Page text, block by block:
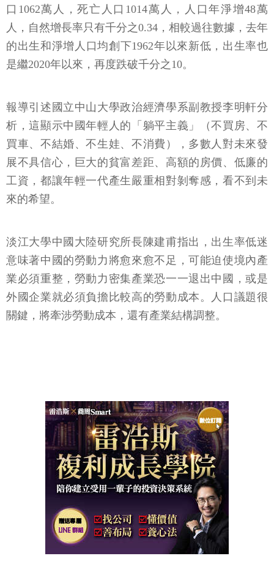
口1062萬人，死亡人口1014萬人，人口年淨增48萬
人，自然增長率只有千分之0.34，相較過往數據，去年
的出生和淨增人口均創下1962年以來新低，出生率也
是繼2020年以來，再度跌破千分之10。
報導引述國立中山大學政治經濟學系副教授李明軒分
析，這顯示中國年輕人的「躺平主義」（不買房、不
買車、不結婚、不生娃、不消費），多數人對未來發
展不具信心，巨大的貧富差距、高額的房價、低廉的
工資，都讓年輕一代產生嚴重相對剝奪感，看不到未
來的希望。
淡江大學中國大陸研究所長陳建甫指出，出生率低迷
意味著中國的勞動力將愈來愈不足，可能迫使境內產
業必須重整，勞動力密集產業恐一一退出中國，或是
外國企業就必須負擔比較高的勞動成本。人口議題很
關鍵，將牽涉勞動成本，還有產業結構調整。